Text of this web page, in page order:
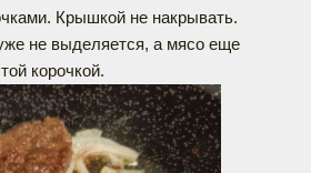
Крышкой не накрывать.
не выделяется, а мясо еще
корочкой.